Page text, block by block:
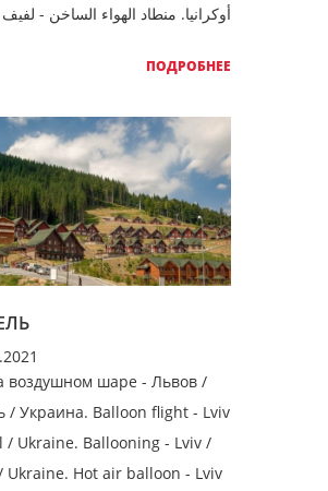
أوكرانيا. منطاد الهواء الساخن -
ПОДРОБНЕЕ
воздушном шаре - Львов /
/ Украина. Balloon flight - Lviv
/ Ukraine. Ballooning - Lviv /
Ukraine. Hot air balloon - Lviv